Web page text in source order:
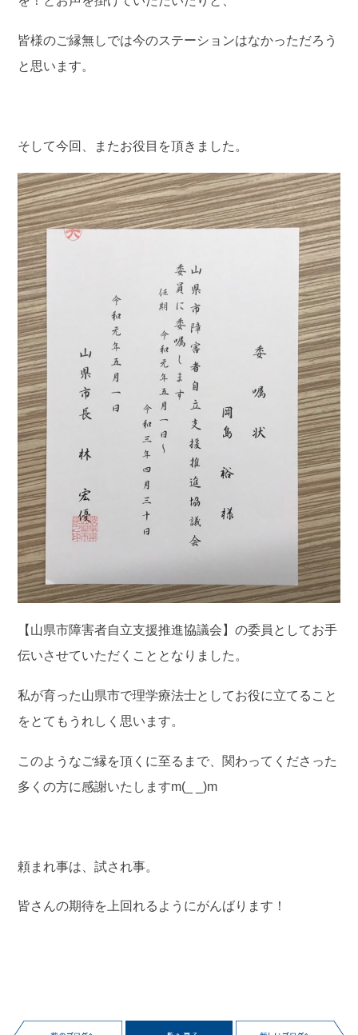
皆様のご縁無しでは今のステーションはなかっただろう
と思います。
そして今回、またお役目を頂きました。
【山県市障害者自立支援推進協議会】の委員としてお手
伝いさせていただくこととなりました。
私が育った山県市で理学療法士としてお役に立てること
をとてもうれしく思います。
このようなご縁を頂くに至るまで、関わってくださった
多くの方に感謝いたしますm(_ _)m
頼まれ事は、試され事。
皆さんの期待を上回れるようにがんばります！